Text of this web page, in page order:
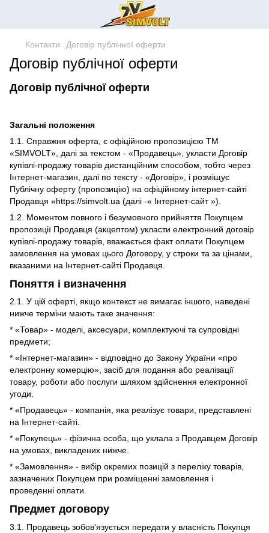
Контакти Договір публічної оферти
Договір публічної оферти
Договір публічної оферти
Загальні положення
1.1. Справжня оферта, є офіційною пропозицією ТМ
«SIMVOLT», далі за текстом - «Продавець», укласти Договір
купівлі-продажу товарів дистанційним способом, тобто через
Інтернет-магазин, далі по тексту - «Договір», і розміщує
Публічну оферту (пропозицію) на офіційному інтернет-сайті
Продавця «https://simvolt.ua (далі -« Інтернет-сайт »).
1.2. Моментом повного і безумовного прийняття Покупцем
пропозиції Продавця (акцептом) укласти електронний договір
купівлі-продажу товарів, вважається факт оплати Покупцем
замовлення на умовах цього Договору, у строки та за цінами,
вказаними на Інтернет-сайті Продавця.
Поняття і визначення
2.1. У цій оферті, якщо контекст не вимагає іншого, наведені
нижче терміни мають таке значення:
* «Товар» - моделі, аксесуари, комплектуючі та супровідні
предмети;
* «Інтернет-магазин» - відповідно до Закону України «про
електронну комерцію», засіб для подання або реалізації
товару, роботи або послуги шляхом здійснення електронної
угоди.
* «Продавець» - компанія, яка реалізує товари, представлені
на Інтернет-сайті.
* «Покупець» - фізична особа, що уклала з Продавцем Договір
на умовах, викладених нижче.
* «Замовлення» - вибір окремих позицій з переліку товарів,
зазначених Покупцем при розміщенні замовлення і
проведенні оплати.
Предмет договору
3.1. Продавець зобов'язується передати у власність Покупця